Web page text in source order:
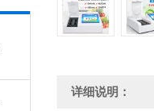
详细说明：